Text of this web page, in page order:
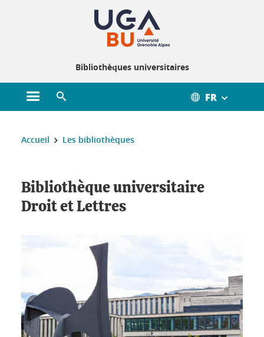
Bibliothèques universitaires
Ouvrir le menu principal FR
Vous êtes ici :
Accueil Les bibliothèques
Bibliothèque universitaire
Droit et Lettres